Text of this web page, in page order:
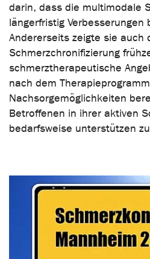
darin, dass die multimodale
längerfristig Verbesserungen
Andererseits zeigte sie auch
Schmerzchronifizierung
schmerztherapeutische
nach dem
Nachsorgemöglichkeiten
Betroffenen in ihrer aktiven
bedarfsweise unterstützen